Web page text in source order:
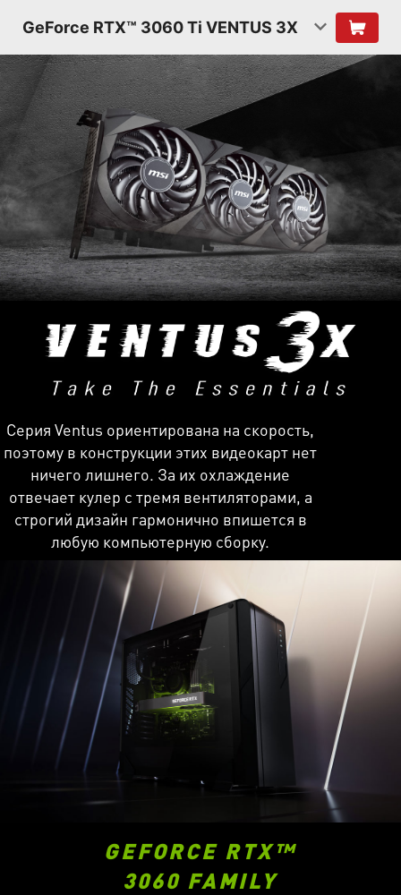
GeForce RTX™ 3060 Ti VENTUS 3X
Серия Ventus ориентирована на скорость,
поэтому в конструкции этих видеокарт нет
ничего лишнего. За их охлаждение
отвечает кулер с тремя вентиляторами, а
строгий дизайн гармонично впишется в
любую компьютерную сборку.
GEFORCE RTX™
3060 FAMILY